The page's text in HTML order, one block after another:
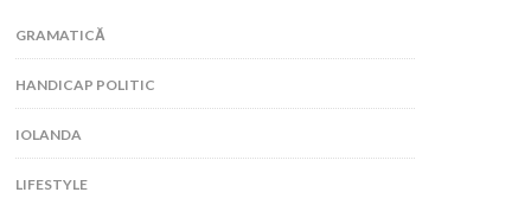
GRAMATICĂ
HANDICAP POLITIC
IOLANDA
LIFESTYLE